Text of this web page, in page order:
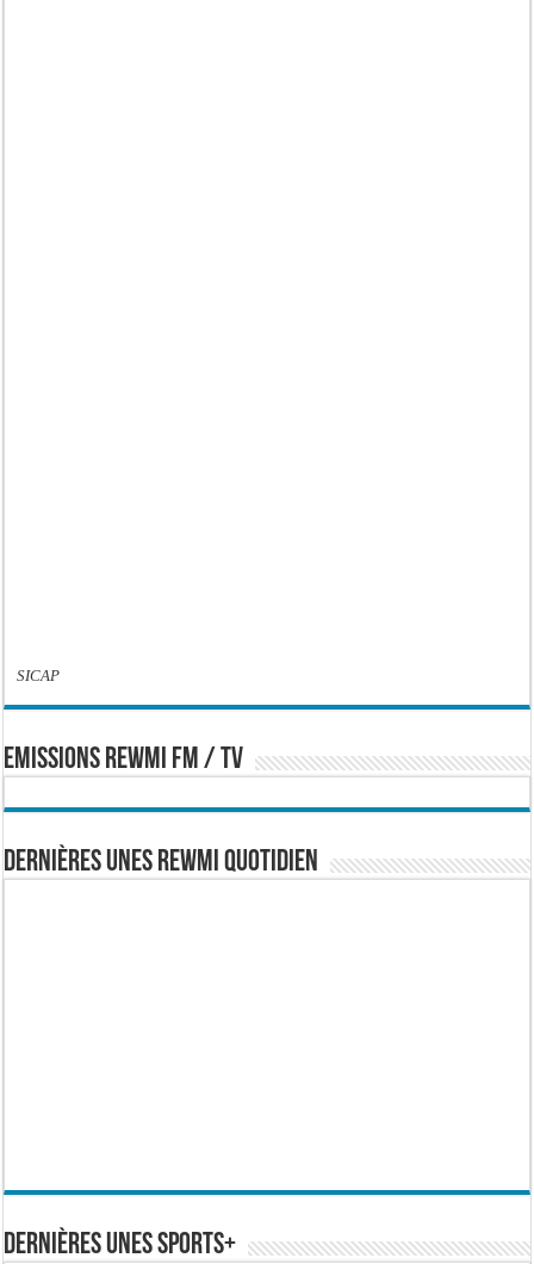
SICAP
EMISSIONS REWMI FM / TV
Dernières Unes Rewmi Quotidien
Dernières Unes Sports+